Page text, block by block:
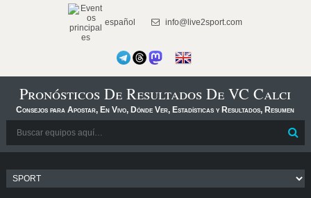
español info@live2sport.com
Pronósticos De Resultados De VC Calci
Consejos para Apostar, En Vivo, Dónde Ver, Estadísticas y Resultados, Resumen